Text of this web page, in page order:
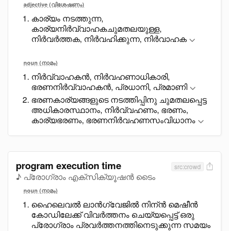
adjective (വിശേഷണം)
കാര്യം നടത്തുന്ന,
കാര്യനിർവ്വാഹകചുമതലയുള്ള,
നിർവർത്തക, നിർവഹിക്കുന്ന, നിർവാഹക
noun (നാമം)
നിർവ്വാഹകൻ, നിർവഹണാധികാരി,
ഭരണനിർവ്വാഹകൻ, പ്രധാനി, പ്രമാണി
ഭരണകാര്യങ്ങളുടെ നടത്തിപ്പിനു ചുമതലപ്പെട്ട
അധികാരസ്ഥാനം, നിർവ്വഹണം, ഭരണം,
കാര്യഭരണം, ഭരണനിർവഹണസംവിധാനം
program execution time
♪ പ്രോഗ്രാം എക്സിക്യൂഷൻ ടൈം
src:crowd
noun (നാമം)
ഹൈലെവൽ ലാൻഗ്വേജിൽ നിന്ൻ മെഷീൻ
കോഡിലേക്ക് വിവർത്തനം ചെയ്യപ്പെട്ട് ഒരു
പ്രോഗ്രാം പ്രവർത്തനത്തിനെടുക്കുന്ന സമയം